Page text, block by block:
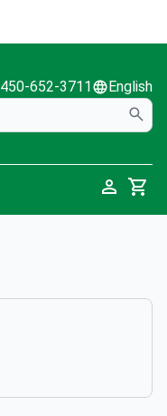
450-652-3711 English
Cart